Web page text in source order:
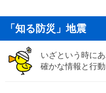
「知る防災」地震
いざという時に
確かな情報と行